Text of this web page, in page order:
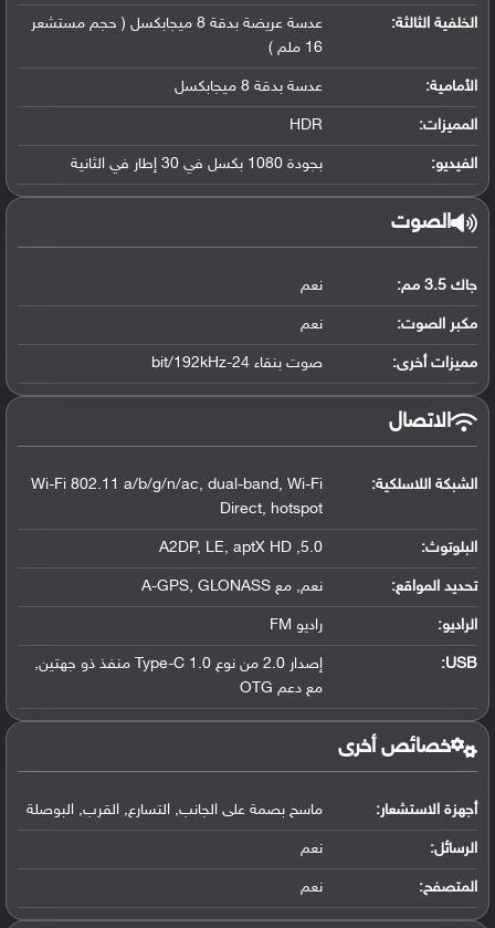
الخلفية الثالثة:
عدسة عريضة بدقة 8 ميجابكسل ( حجم مستشعر
16 ملم )
الأمامية: عدسة بدقة 8 ميجابكسل
المميزات: HDR
الفيديو: بجودة 1080 بكسل في 30 إطار في الثانية
الصوت
جاك 3.5 مم: نعم
مكبر الصوت: نعم
مميزات أخرى: صوت بنقاء 24-bit/192kHz
الاتصال
الشبكة اللاسلكية:
Wi-Fi 802.11 a/b/g/n/ac, dual-band, Wi-Fi
Direct, hotspot
البلوتوث:
5.0, A2DP, LE, aptX HD
تحديد المواقع: نعم, مع A-GPS, GLONASS
الراديو: راديو FM
USB
:
إصدار 2.0 من نوع Type-C 1.0 منفذ ذو جهتين,
مع دعم OTG
خصائص أخرى
أجهزة الاستشعار: ماسح بصمة على الجانب, التسارع, القرب, البوصلة
الرسائل: نعم
المتصفح: نعم